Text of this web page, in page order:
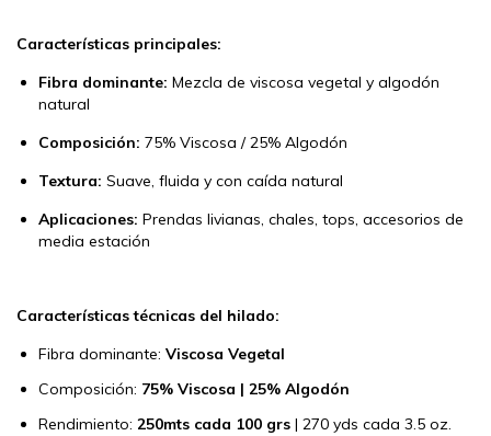
Características principales:
Fibra dominante: Mezcla de viscosa vegetal y algodón
natural
Composición: 75% Viscosa / 25% Algodón
Textura: Suave, fluida y con caída natural
Aplicaciones: Prendas livianas, chales, tops, accesorios de
media estación
Características técnicas del hilado:
Fibra dominante: Viscosa Vegetal
Composición: 75% Viscosa | 25% Algodón
Rendimiento: 250mts cada 100 grs | 270 yds cada 3.5 oz.